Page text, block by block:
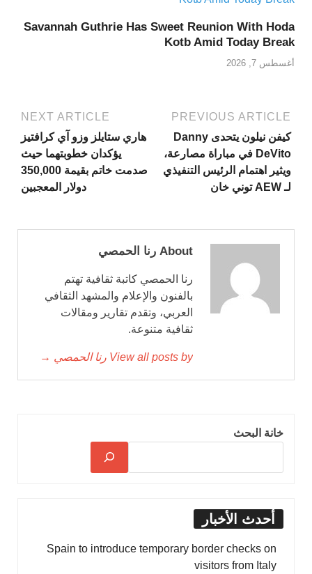
Savannah Guthrie Has Sweet Reunion With Hoda
Kotb Amid Today Break
أغسطس 7, 2026
PREVIOUS ARTICLE
كيفن نيلون يتحدى Danny
DeVito في مباراة مصارعة،
ويثير اهتمام الرئيس التنفيذي
لـ AEW توني خان
NEXT ARTICLE
هاري ستايلز وزو آي كرافتيز
يؤكدان خطوبتهما حيث
صدمت خاتم بقيمة 350,000
دولار المعجبين
About رنا الحمصي
رنا الحمصي كاتبة ثقافية تهتم
بالفنون والإعلام والمشهد الثقافي
العربي، وتقدم تقارير ومقالات
ثقافية متنوعة.
View all posts by رنا الحمصي →
خانة البحث
أحدث الأخبار
Spain to introduce temporary border checks on
visitors from Italy